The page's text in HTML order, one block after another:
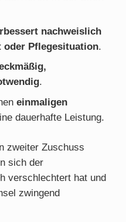
nachweislich
oder Pflegesituation.
.
einmaligen
dauerhafte Leistung.
zweiter Zuschuss
sich der
verschlechtert hat und
zwingend